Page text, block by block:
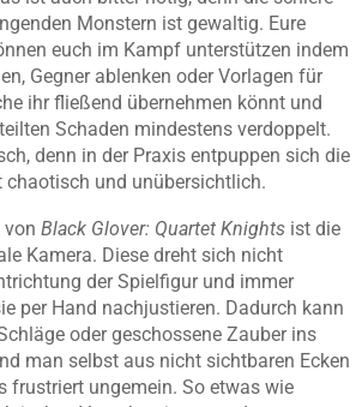
Monstern ist gewaltig. Eure
euch im Kampf unterstützen indem
Gegner ablenken oder Vorlagen für
ihr fließend übernehmen könnt und
Schaden mindestens verdoppelt.
denn in der Praxis entpuppen sich die
und unübersichtlich.
von Black Glover: Quartet Knights ist die
Kamera. Diese dreht sich nicht
der Spielfigur und immer
per Hand nachjustieren. Dadurch kann
oder geschossene Zauber ins
man selbst aus nicht sichtbaren Ecken
frustriert ungemein. So etwas wie